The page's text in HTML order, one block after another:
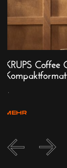
KRUPS
Kompaktformat
...
MEHR